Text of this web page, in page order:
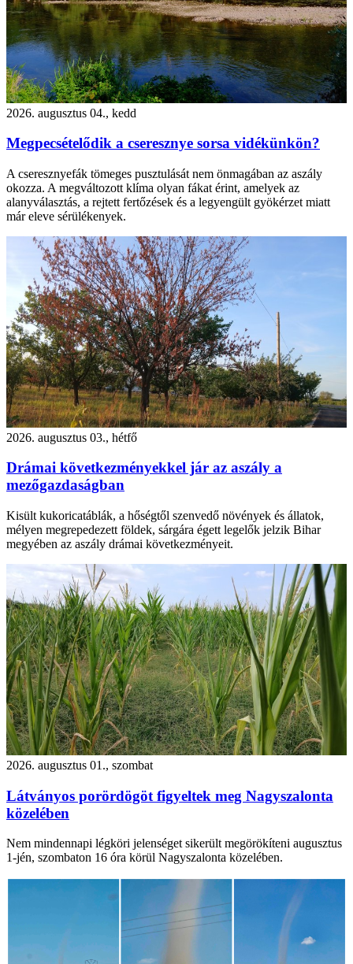
2026. augusztus 04., kedd
Megpecsételődik a cseresznye sorsa vidékünkön?
A cseresznyefák tömeges pusztulását nem önmagában az aszály
okozza. A megváltozott klíma olyan fákat érint, amelyek az
alanyválasztás, a rejtett fertőzések és a legyengült gyökérzet miatt
már eleve sérülékenyek.
2026. augusztus 03., hétfő
Drámai következményekkel jár az aszály a
mezőgazdaságban
Kisült kukoricatáblák, a hőségtől szenvedő növények és állatok,
mélyen megrepedezett földek, sárgára égett legelők jelzik Bihar
megyében az aszály drámai következményeit.
2026. augusztus 01., szombat
Látványos porördögöt figyeltek meg Nagyszalonta
közelében
Nem mindennapi légköri jelenséget sikerült megörökíteni augusztus
1-jén, szombaton 16 óra körül Nagyszalonta közelében.